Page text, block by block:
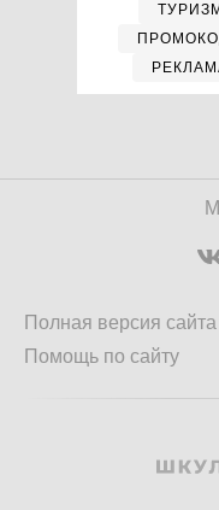
Полная версия сайта
Помощь по сайту